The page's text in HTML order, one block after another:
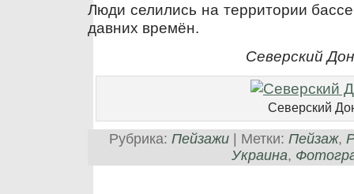
Люди селились на территории
давних времён.
Северский
Северский
Рубрика: Пейзажи | Метки: Пейзаж,
Украина,